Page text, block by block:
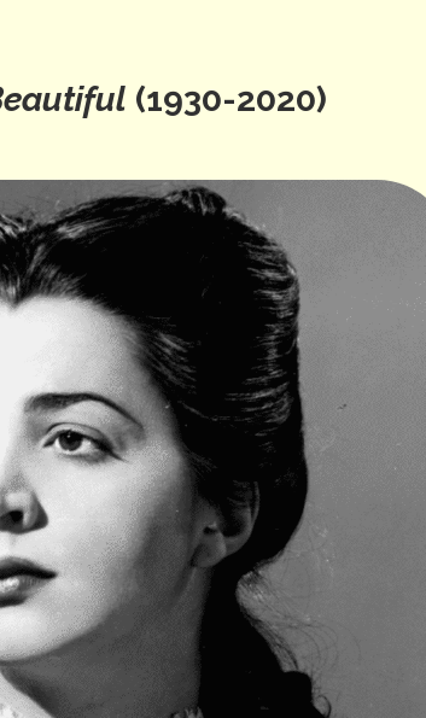
(1930-2020)